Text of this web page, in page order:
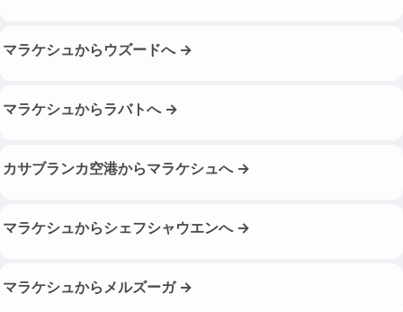
マラケシュからウズードへ →
マラケシュからラバトへ →
カサブランカ空港からマラケシュへ →
マラケシュからシェフシャウエンへ →
マラケシュからメルズーガ →